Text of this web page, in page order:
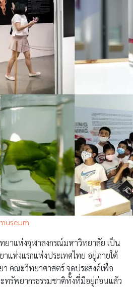
าแห่งจุฬาลงกรณ์มหาวิทยาลัย เป็น
ห่งแรกแห่งประเทศไทย อยู่ภายใต้
คณะวิทยาศาสตร์ จุดประสงค์เพื่อ
ทรัพยากรธรรมชาติทั้งที่มีอยู่ก่อนแล้ว